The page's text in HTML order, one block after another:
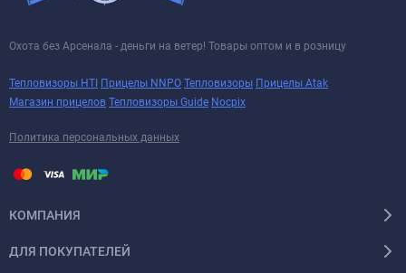
Охота без Арсенала - деньги на ветер! Товары оптом и в розницу
Тепловизоры HTI Прицелы NNPO Тепловизоры Прицелы Atak
Магазин прицелов Тепловизоры Guide Nocpix
Политика персональных данных
КОМПАНИЯ
ДЛЯ ПОКУПАТЕЛЕЙ